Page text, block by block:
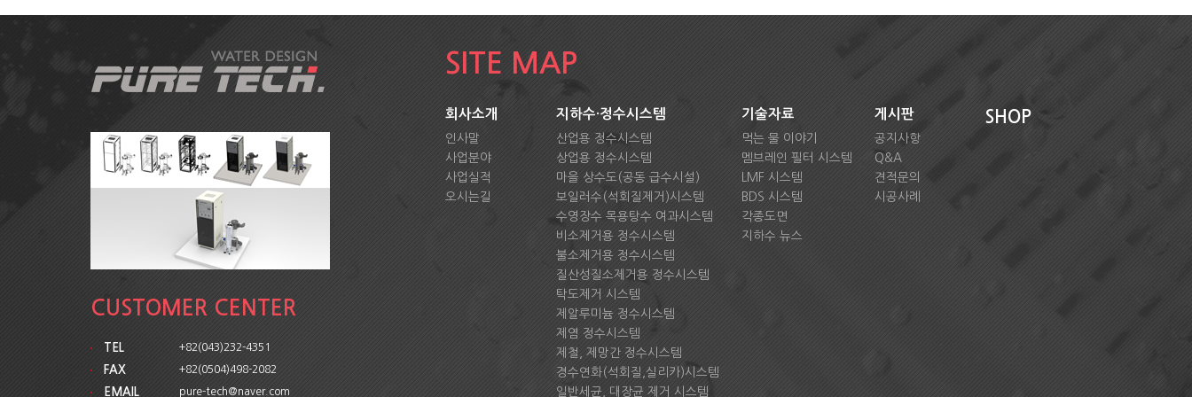
CUSTOMER CENTER
TEL +82(043)232-4351
FAX +82(0504)498-2082
EMAIL pure-tech@naver.com
SITE MAP
회사소개
인사말
사업분야
사업실적
오시는길
지하수·정수시스템
산업용 정수시스템
상업용 정수시스템
마을 상수도(공동 급수시설)
보일러수(석회질제거)시스템
수영장수 목용탕수 여과시스템
비소제거용 정수시스템
불소제거용 정수시스템
질산성질소제거용 정수시스템
탁도제거 시스템
제알루미늄 정수시스템
제염 정수시스템
제철, 제망간 정수시스템
경수연화(석회질,실리카)시스템
일반세균, 대장균 제거 시스템
기술자료
먹는 물 이야기
멤브레인 필터 시스템
LMF 시스템
BDS 시스템
각종도면
지하수 뉴스
게시판
공지사항
Q&A
견적문의
시공사례
SHOP